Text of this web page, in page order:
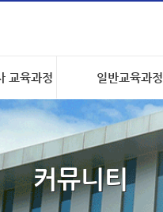
교육과정 일반교육과정
커뮤니티